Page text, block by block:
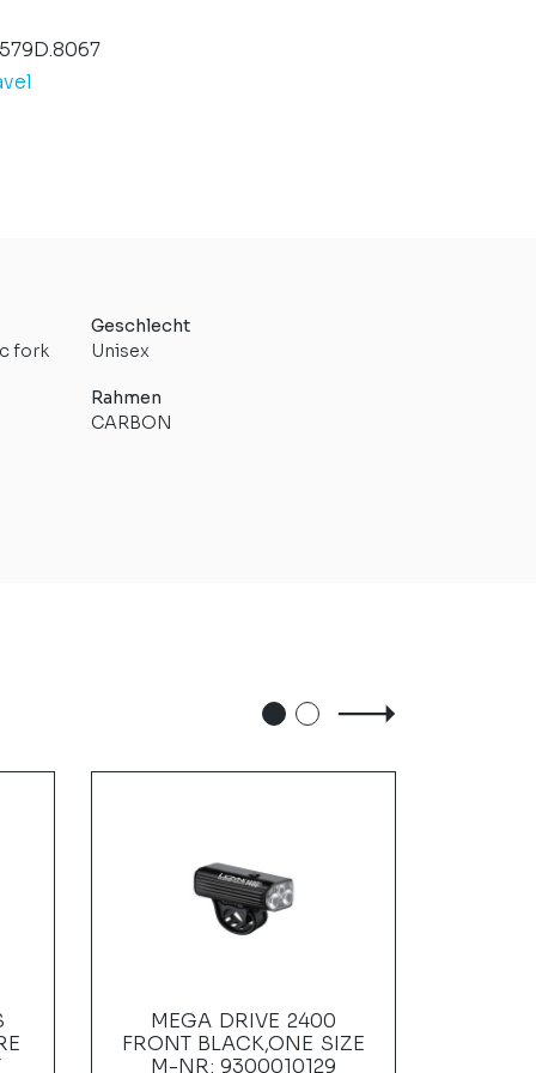
fork
Geschlecht
Unisex
Rahmen
CARBON
MEGA DRIVE 2400
FRONT BLACK,ONE SIZE
M-NR: 9300010129